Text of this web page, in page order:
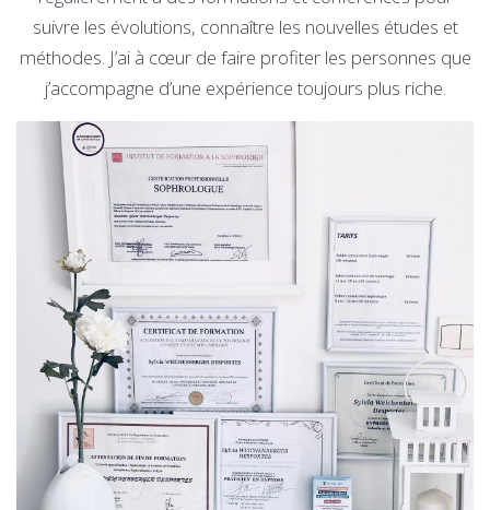
suivre les évolutions, connaître les nouvelles études et
méthodes. J’ai à cœur de faire profiter les personnes que
j’accompagne d’une expérience toujours plus riche.